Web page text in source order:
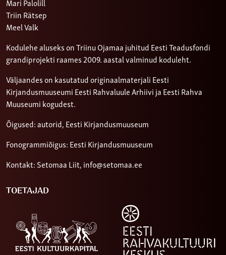
Mari Palolill
Triin Rätsep
Meel Valk
Kodulehe aluseks on Triinu Ojamaa juhitud Eesti Teadusfondi
grandiprojekti raames 2009. aastal valminud koduleht.
Väljaandes on kasutatud originaalmaterjali Eesti
Kirjandusmuuseumi Eesti Rahvaluule Arhiivi ja Eesti Rahva
Muuseumi kogudest.
Õigused: autorid, Eesti Kirjandusmuuseum
Fonogrammiõigus: Eesti Kirjandusmuuseum
Kontakt: Setomaa Liit, info@setomaa.ee
TOETAJAD